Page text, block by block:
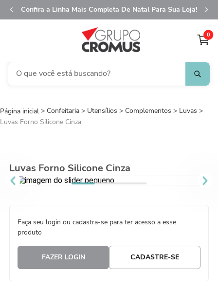
Confira a Linha Mais Completa De Natal Para Sua Loja!
0
O que você está buscando?
Confeitaria Utensílios Complementos
Luvas
Luvas Forno Silicone Cinza
Luvas Forno Silicone Cinza
Faça seu login ou cadastra-se para ter acesso a esse
produto
FAZER LOGIN CADASTRE-SE
1º
fita aramada
5º
9º
urso